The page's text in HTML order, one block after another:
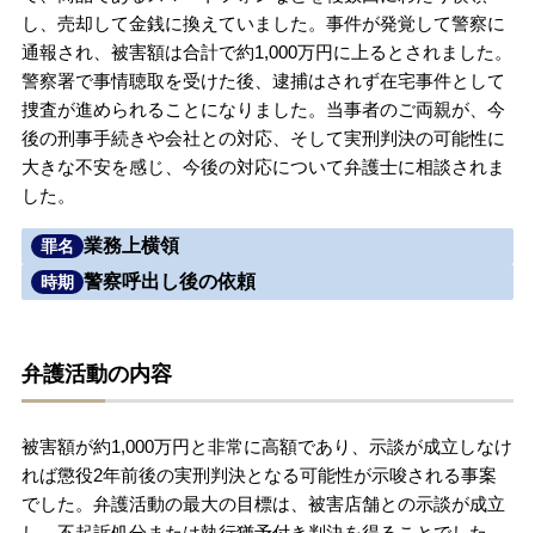
無料相談の口コミ評判
刑事事件について 知りたい方
し、売却して金銭に換えていました。事件が発覚して警察に
通報され、被害額は合計で約1,000万円に上るとされました。
警察署で事情聴取を受けた後、逮捕はされず在宅事件として
捜査が進められることになりました。当事者のご両親が、今
後の刑事手続きや会社との対応、そして実刑判決の可能性に
大きな不安を感じ、今後の対応について弁護士に相談されま
した。
罪名 業務上横領
時期 警察呼出し後の依頼
弁護活動の内容
被害額が約1,000万円と非常に高額であり、示談が成立しなけ
れば懲役2年前後の実刑判決となる可能性が示唆される事案
でした。弁護活動の最大の目標は、被害店舗との示談が成立